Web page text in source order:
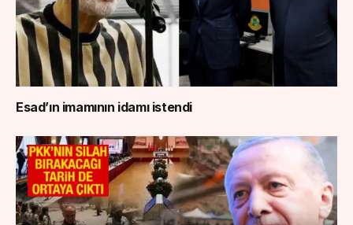
Esad’ın imamının idamı istendi